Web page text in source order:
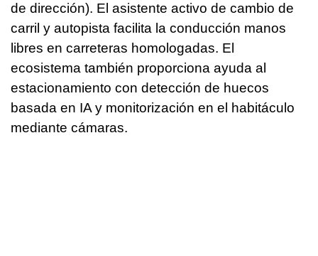
de dirección). El asistente activo de cambio de
carril y autopista facilita la conducción manos
libres en carreteras homologadas. El
ecosistema también proporciona ayuda al
estacionamiento con detección de huecos
basada en IA y monitorización en el habitáculo
mediante cámaras.